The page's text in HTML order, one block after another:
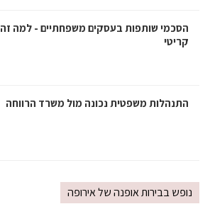
הסכמי שותפות בעסקים משפחתיים - למה זה
קריטי
התנהלות משפטית נכונה מול משרד הרווחה
נופש בבירות אופנה של אירופה